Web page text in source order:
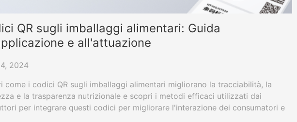
QR sugli imballaggi alimentari: Guida
e all'attuazione
2024
come i codici QR sugli imballaggi alimentari migliorano la tracciabilità, la
e la trasparenza nutrizionale e scopri i metodi efficaci utilizzati dai
per integrare questi codici per migliorare l'interazione dei consumatori e